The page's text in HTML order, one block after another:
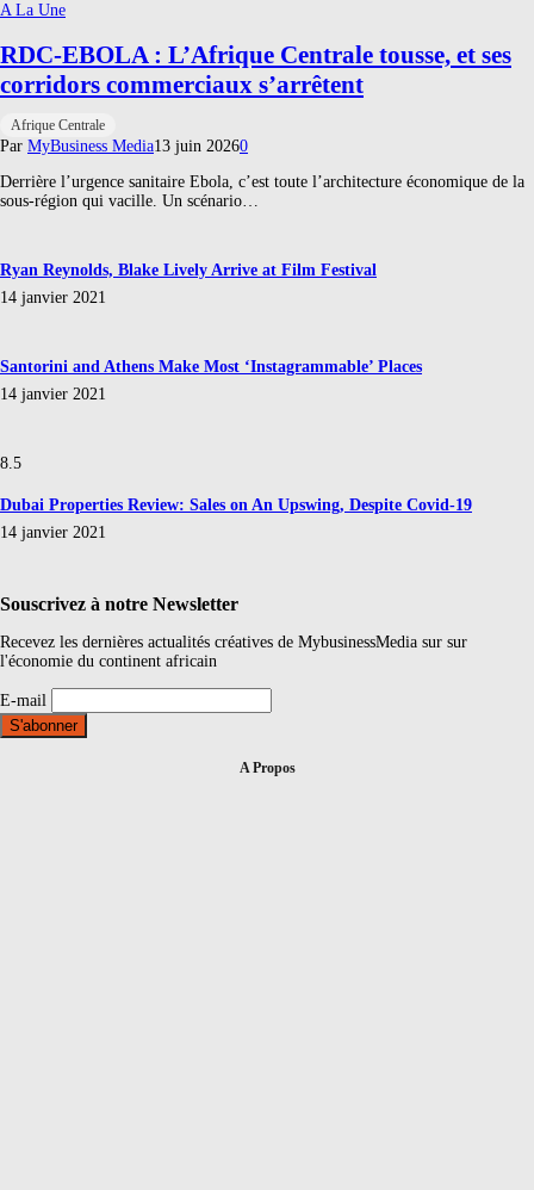
A La Une
RDC-EBOLA : L’Afrique Centrale tousse, et ses
corridors commerciaux s’arrêtent
Afrique Centrale
Par MyBusiness Media13 juin 20260
Derrière l’urgence sanitaire Ebola, c’est toute l’architecture économique de la
sous-région qui vacille. Un scénario…
Ryan Reynolds, Blake Lively Arrive at Film Festival
14 janvier 2021
Santorini and Athens Make Most ‘Instagrammable’ Places
14 janvier 2021
8.5
Dubai Properties Review: Sales on An Upswing, Despite Covid-19
14 janvier 2021
Souscrivez à notre Newsletter
Recevez les dernières actualités créatives de MybusinessMedia sur sur
l'économie du continent africain
E-mail
A Propos